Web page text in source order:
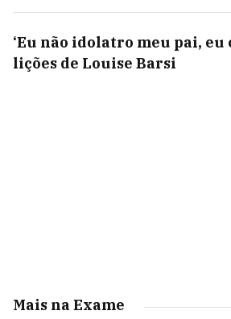
‘Eu não idolatro meu pai, eu
lições de Louise Barsi
Mais na Exame